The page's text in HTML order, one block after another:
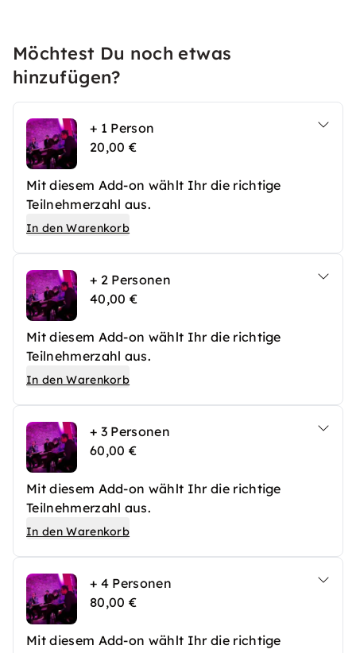
Möchtest Du noch etwas
hinzufügen?
+ 1 Person
20,00 €
Mit diesem Add-on wählt Ihr die richtige
Teilnehmerzahl aus.
In den Warenkorb
+ 2 Personen
40,00 €
Mit diesem Add-on wählt Ihr die richtige
Teilnehmerzahl aus.
In den Warenkorb
+ 3 Personen
60,00 €
Mit diesem Add-on wählt Ihr die richtige
Teilnehmerzahl aus.
In den Warenkorb
+ 4 Personen
80,00 €
Mit diesem Add-on wählt Ihr die richtige